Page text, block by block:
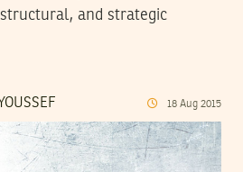
and strategic
18 Aug 2015